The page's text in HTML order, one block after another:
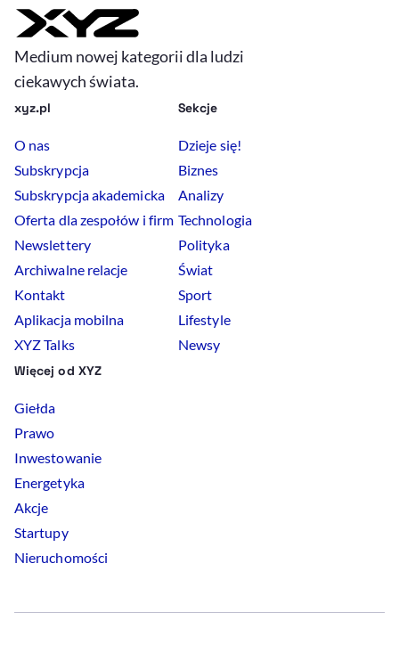
Medium nowej kategorii dla ludzi
ciekawych świata.
xyz.pl
O nas
Subskrypcja
Subskrypcja akademicka
Oferta dla zespołów i firm
Newslettery
Archiwalne relacje
Kontakt
Aplikacja mobilna
XYZ Talks
Sekcje
Dzieje się!
Biznes
Analizy
Technologia
Polityka
Świat
Sport
Lifestyle
Newsy
Więcej od XYZ
Giełda
Prawo
Inwestowanie
Energetyka
Akcje
Startupy
Nieruchomości